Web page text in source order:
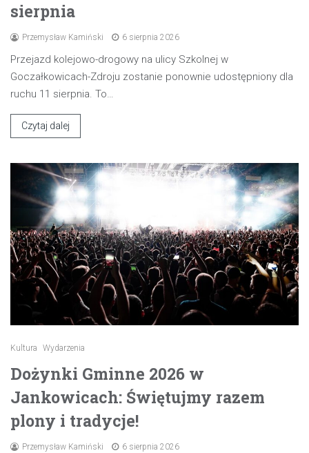
sierpnia
Przemysław Kamiński 6 sierpnia 2026
Przejazd kolejowo-drogowy na ulicy Szkolnej w
Goczałkowicach-Zdroju zostanie ponownie udostępniony dla
ruchu 11 sierpnia. To…
Czytaj dalej
Kultura Wydarzenia
Dożynki Gminne 2026 w
Jankowicach: Świętujmy razem
plony i tradycje!
Przemysław Kamiński 6 sierpnia 2026